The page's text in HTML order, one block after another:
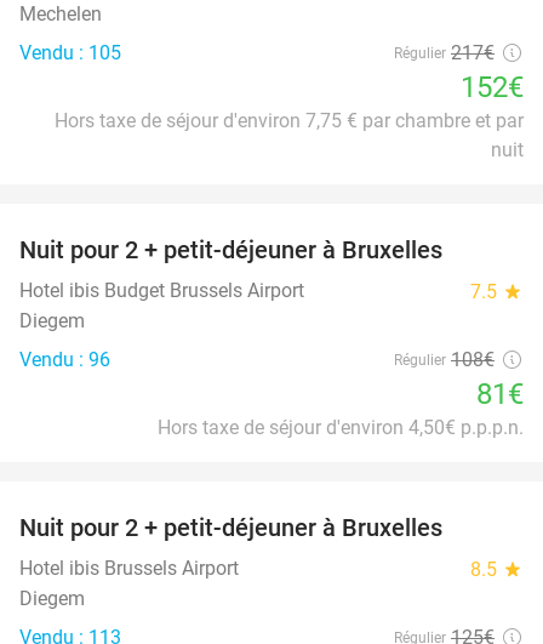
Mechelen
Vendu : 105
Régulier 217€
152€
Hors taxe de séjour d'environ 7,75 € par chambre et par
nuit
Nuit pour 2 + petit-déjeuner à Bruxelles
Hotel ibis Budget Brussels Airport 7.5 star
Diegem
Vendu : 96
Régulier 108€
81€
Hors taxe de séjour d'environ 4,50€ p.p.p.n.
Nuit pour 2 + petit-déjeuner à Bruxelles
Hotel ibis Brussels Airport 8.5 star
Diegem
Vendu : 113
Régulier 125€